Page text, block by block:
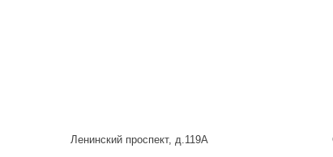
Ленинский проспект, д.119А